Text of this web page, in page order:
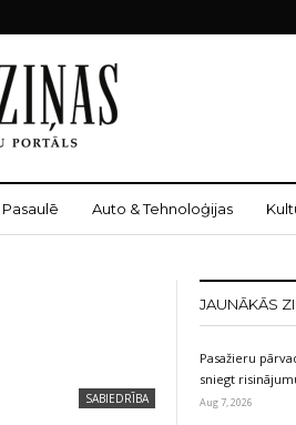
Pasaulē Auto & Tehnoloģijas
SABIEDRĪBA
JAUNĀKĀS
Pasažieru
sniegt
Aug 7, 2026